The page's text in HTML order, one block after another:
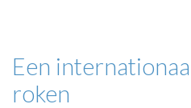
Een
roken